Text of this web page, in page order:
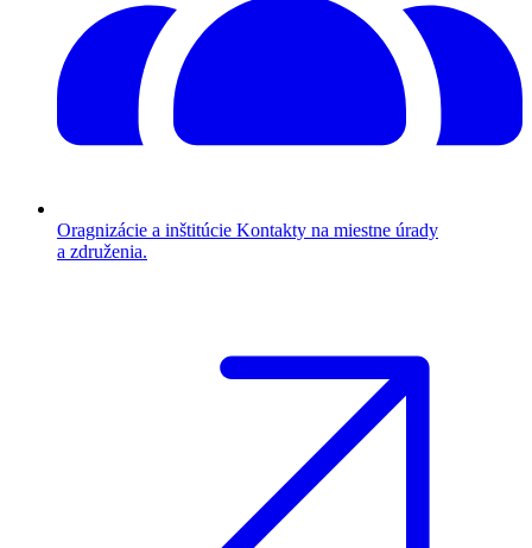
Oragnizácie a inštitúcie Kontakty na miestne úrady
a združenia.